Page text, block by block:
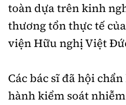
toàn dựa trên kinh
thương tổn thực tế
viện Hữu nghị Việt
Các bác sĩ đã hội
hành kiểm soát